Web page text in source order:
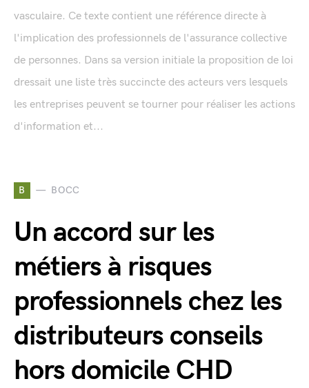
vasculaire. Ce texte contient une référence directe à
l'implication des professionnels de l'assurance collective
de personnes. Dans sa version initiale la proposition de loi
dressait une liste très succincte des acteurs vers lesquels
les entreprises peuvent se tourner pour réaliser les actions
d'information et...
B BOCC
Un accord sur les
métiers à risques
professionnels chez les
distributeurs conseils
hors domicile CHD